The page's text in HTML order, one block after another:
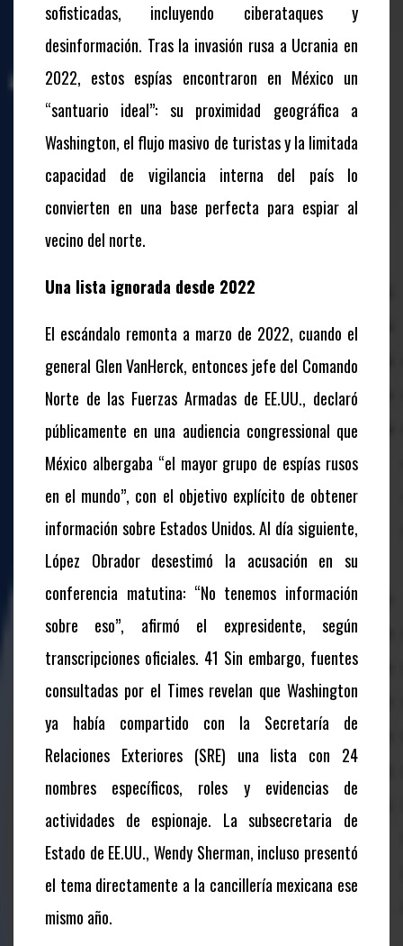
sofisticadas, incluyendo ciberataques y
desinformación. Tras la invasión rusa a Ucrania en
2022, estos espías encontraron en México un
“santuario ideal”: su proximidad geográfica a
Washington, el flujo masivo de turistas y la limitada
capacidad de vigilancia interna del país lo
convierten en una base perfecta para espiar al
vecino del norte.
Una lista ignorada desde 2022
El escándalo remonta a marzo de 2022, cuando el
general Glen VanHerck, entonces jefe del Comando
Norte de las Fuerzas Armadas de EE.UU., declaró
públicamente en una audiencia congressional que
México albergaba “el mayor grupo de espías rusos
en el mundo”, con el objetivo explícito de obtener
información sobre Estados Unidos. Al día siguiente,
López Obrador desestimó la acusación en su
conferencia matutina: “No tenemos información
sobre eso”, afirmó el expresidente, según
transcripciones oficiales. 41 Sin embargo, fuentes
consultadas por el Timesrevelan que Washington
ya había compartido con la Secretaría de
Relaciones Exteriores (SRE) una lista con 24
nombres específicos, roles y evidencias de
actividades de espionaje. La subsecretaria de
Estado de EE.UU., Wendy Sherman, incluso presentó
el tema directamente a la cancillería mexicana ese
mismo año.